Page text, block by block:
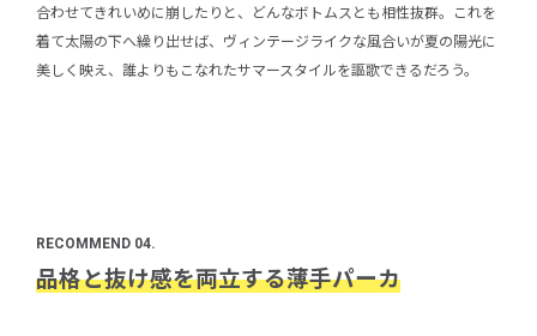
合わせてきれいめに崩したりと、どんなボトムスとも相性抜群。これを
着て太陽の下へ繰り出せば、ヴィンテージライクな風合いが夏の陽光に
美しく映え、誰よりもこなれたサマースタイルを謳歌できるだろう。
RECOMMEND 04.
品格と抜け感を両立する薄手パーカ